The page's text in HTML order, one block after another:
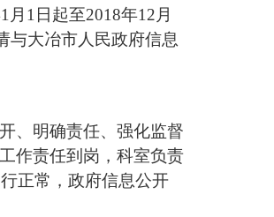
1日起至2018年12月
与大冶市人民政府信息
、明确责任、强化监督
作责任到岗，科室负责
正常，政府信息公开